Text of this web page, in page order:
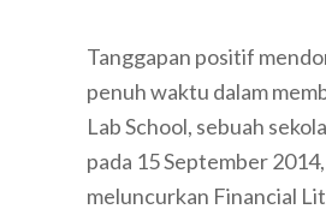
Tanggapan positif
penuh waktu dalam
Lab School, sebuah
pada 15 September
meluncurkan Financial